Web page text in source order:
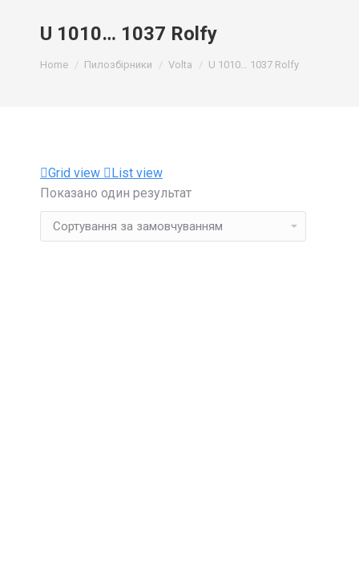
U 1010… 1037 Rolfy
Home Пилозбірники Volta U 1010… 1037 Rolfy
Grid view
List view
Показано один результат